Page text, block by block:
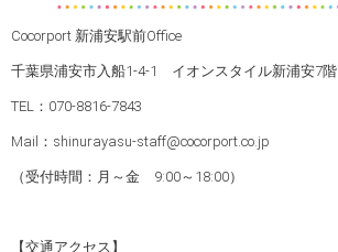
Cocorport 新浦安駅前Office
千葉県浦安市入船1-4-1 イオンスタイル新浦安7階
TEL：070-8816-7843
Mail：shinurayasu-staff@cocorport.co.jp
（受付時間：月～金 9:00～18:00）
【交通アクセス】